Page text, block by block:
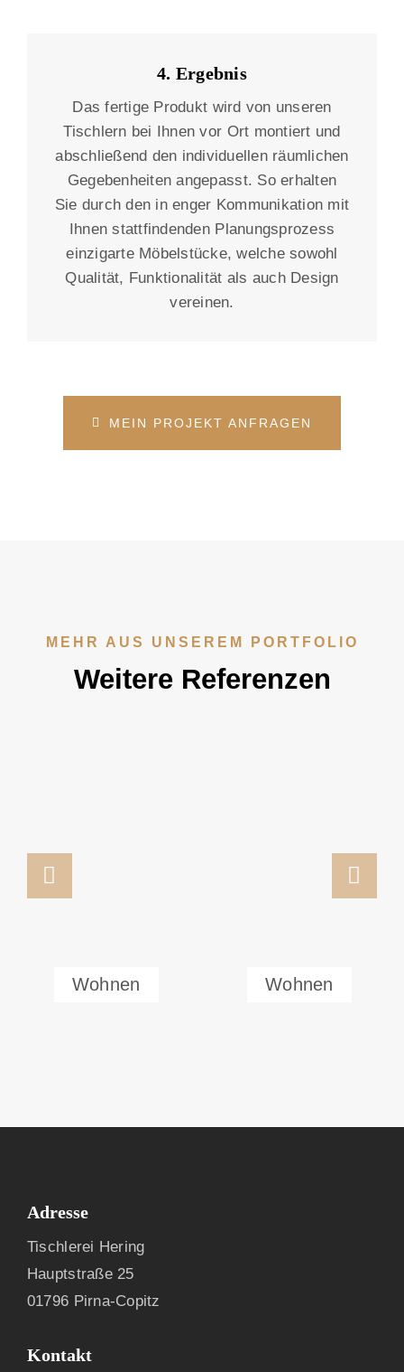
4. Ergebnis
Das fertige Produkt wird von unseren
Tischlern bei Ihnen vor Ort montiert und
abschließend den individuellen räumlichen
Gegebenheiten angepasst. So erhalten
Sie durch den in enger Kommunikation mit
Ihnen stattfindenden Planungsprozess
einzigarte Möbelstücke, welche sowohl
Qualität, Funktionalität als auch Design
vereinen.
MEIN PROJEKT ANFRAGEN
MEHR AUS UNSEREM PORTFOLIO
Weitere Referenzen
Wohnen Wohnen
Adresse
Tischlerei Hering
Hauptstraße 25
01796 Pirna-Copitz
Kontakt